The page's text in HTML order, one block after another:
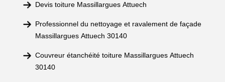
Devis toiture Massillargues Attuech
Professionnel du nettoyage et ravalement de façade
Massillargues Attuech 30140
Couvreur étanchéité toiture Massillargues Attuech
30140